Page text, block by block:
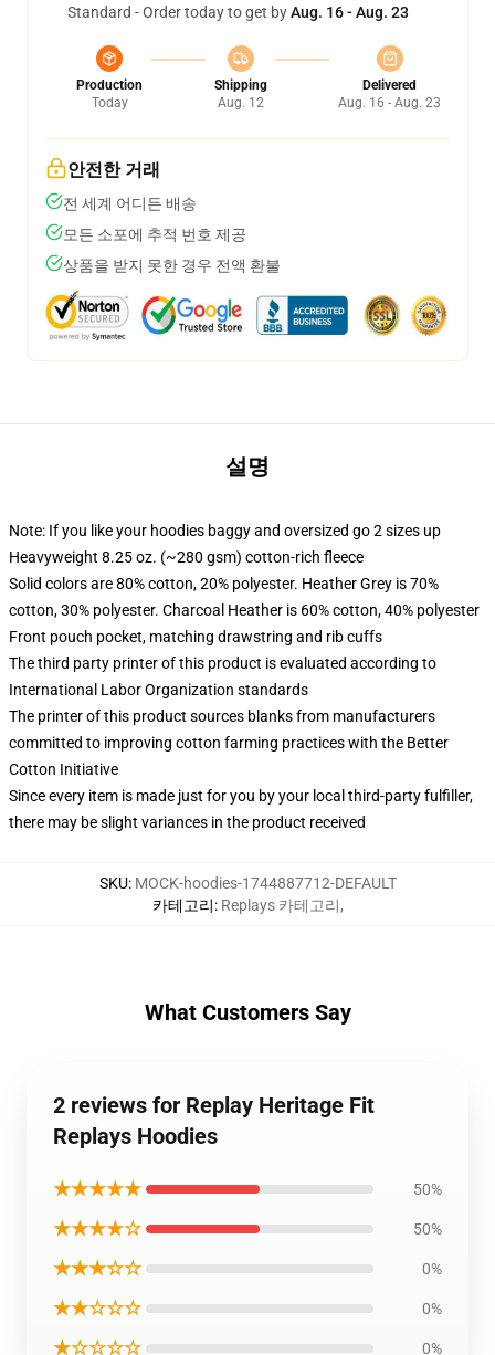
Standard - Order today to get byAug. 16 - Aug. 23
Production
Today
Shipping
Aug. 12
Delivered
Aug. 16 - Aug. 23
안전한 거래
전 세계 어디든 배송
모든 소포에 추적 번호 제공
상품을 받지 못한 경우 전액 환불
설명
Note: If you like your hoodies baggy and oversized go 2 sizes up
Heavyweight 8.25 oz. (~280 gsm) cotton-rich fleece
Solid colors are 80% cotton, 20% polyester. Heather Grey is 70%
cotton, 30% polyester. Charcoal Heather is 60% cotton, 40% polyester
Front pouch pocket, matching drawstring and rib cuffs
The third party printer of this product is evaluated according to
International Labor Organization standards
The printer of this product sources blanks from manufacturers
committed to improving cotton farming practices with the Better
Cotton Initiative
Since every item is made just for you by your local third-party fulfiller,
there may be slight variances in the product received
SKU: MOCK-hoodies-1744887712-DEFAULT
카테고리: Replays 카테고리,
What Customers Say
2 reviews for Replay Heritage Fit
Replays Hoodies
★★★★★ 50%
★★★★☆ 50%
★★★☆☆ 0%
★★☆☆☆ 0%
★☆☆☆☆ 0%